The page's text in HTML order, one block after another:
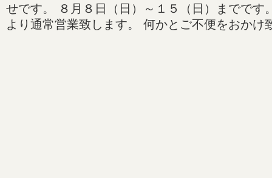
せです。 ８月８日（日）～１５（日）までです
より通常営業致します。 何かとご不便をおかけ